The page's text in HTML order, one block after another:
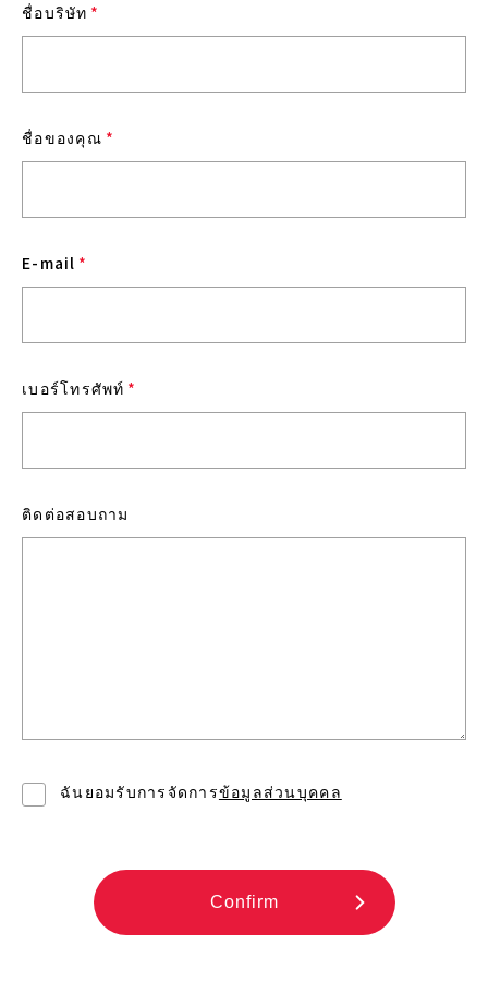
ชื่อบริษัท *
ชื่อของคุณ *
E-mail *
เบอร์โทรศัพท์ *
ติดต่อสอบถาม
ฉันยอมรับการจัดการข้อมูลส่วนบุคคล
Confirm